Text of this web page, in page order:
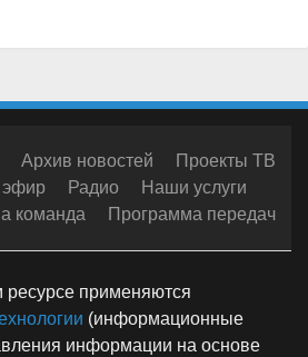
Архив новостей
Проекты ТВ
Радио
Наши услуги
команда Программа передач
применяются
(информационные
информации на основе